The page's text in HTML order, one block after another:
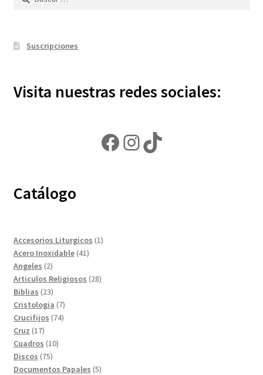
Suscripciones
Visita nuestras redes sociales:
Facebook
Instagram
TikTok
Catálogo
Accesorios Liturgicos 11
Acero Inoxidable 4141
Angeles 22
productos
Articulos Religiosos 2828
Biblias 2323
productos
Cristologia 77
productos
Crucifijos 7474
Cruz 1717
productos
Cuadros 1010
Discos 7575
productos
Documentos Papales 55